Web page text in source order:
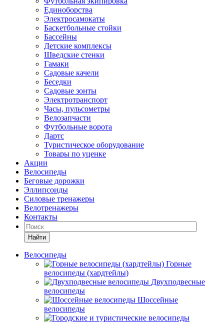
Единоборства
Электросамокаты
Баскетбольные стойки
Бассейны
Детские комплексы
Шведские стенки
Гамаки
Садовые качели
Беседки
Садовые зонты
Электротранспорт
Часы, пульсометры
Велозапчасти
Футбольные ворота
Дартс
Туристическое оборудование
Товары по уценке
Акции
Велосипеды
Беговые дорожки
Эллипсоиды
Силовые тренажеры
Велотренажеры
Контакты
Найти
Велосипеды
Горные
велосипеды (хардтейлы)
Двухподвесные
велосипеды
Шоссейные
велосипеды